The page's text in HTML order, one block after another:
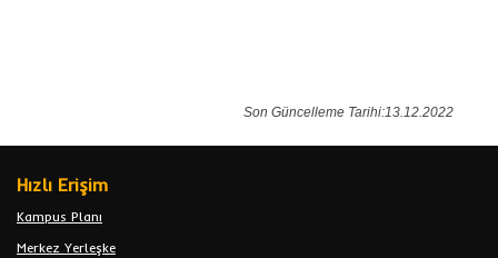
Son Güncelleme Tarihi:13.12.2022
Hızlı Erişim
Kampus Planı
Merkez Yerleşke